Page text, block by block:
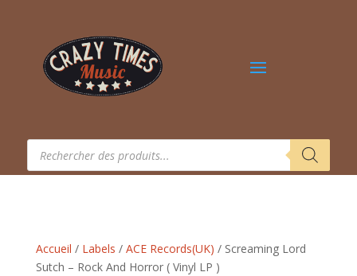
Recherche
produits
Accueil / Labels / ACE Records(UK) / Screaming Lord
Sutch – Rock And Horror ( Vinyl LP )